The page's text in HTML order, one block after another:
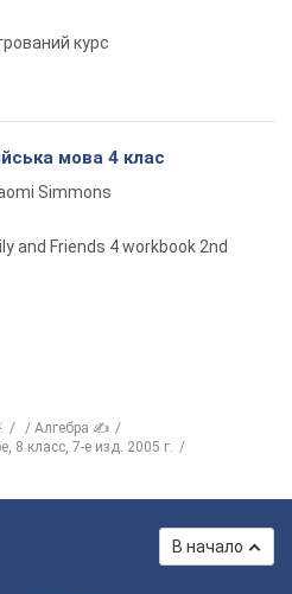
курс
мова 4 клас
Simmons
and Friends 4 workbook 2nd
Алгебра ✍
8 класс, 7-е изд. 2005 г.
В начало